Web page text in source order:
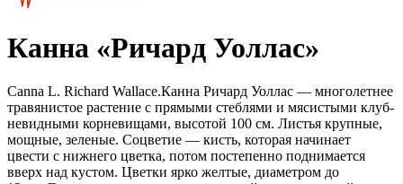
Канна «Ричард Уоллас»
Canna L. Richard Wallace.Канна Ричард Уоллас — много­летнее
травянистое растение с прямыми стеблями и мясистыми клуб­
невидными корневищами, высотой 100 см. Листья крупные,
мощные, зеленые. Соцветие — кисть, которая начинает
цвести с нижнего цветка, потом постепенно поднимается
вверх над кустом. Цветки ярко желтые, диаметром до